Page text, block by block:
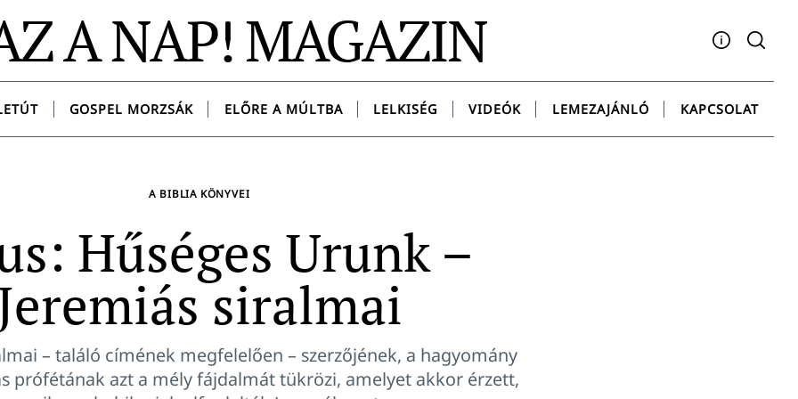
A NAP! MAGAZIN
Facebook
YouTubeInstagram
TwitterSpotify
GOSPEL MORZSÁK ELŐRE A MÚLTBA LELKISÉG VIDEÓK LEMEZAJÁNLÓ KAPCSOLAT
A BIBLIA KÖNYVEI
Hűséges Urunk –
siralmai
– találó címének megfelelően – szerzőjének, a hagyomány
prófétának azt a mély fájdalmát tükrözi, amelyet akkor érzett,